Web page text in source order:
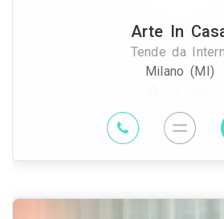
Arte In
Tende da
Milano (MI)